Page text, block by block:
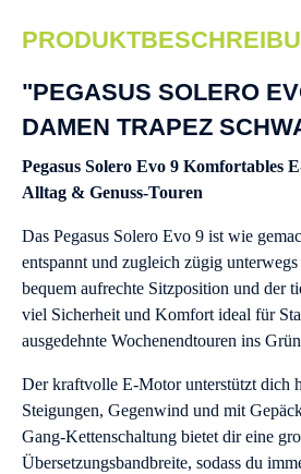
"PEGASUS SOLERO
DAMEN TRAPEZ
Pegasus Solero Evo 9 Komfortables
Alltag & Genuss-Touren
Das Pegasus Solero Evo 9 ist wie
entspannt und zugleich zügig
bequem aufrechte Sitzposition und der
viel Sicherheit und Komfort ideal für
ausgedehnte Wochenendtouren ins
Der kraftvolle E-Motor unterstützt dich
Steigungen, Gegenwind und mit
Gang-Kettenschaltung bietet dir eine
Übersetzungsbandbreite, sodass du